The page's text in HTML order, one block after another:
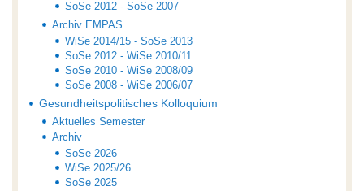
SoSe 2012 - SoSe 2007
Archiv EMPAS
WiSe 2014/15 - SoSe 2013
SoSe 2012 - WiSe 2010/11
SoSe 2010 - WiSe 2008/09
SoSe 2008 - WiSe 2006/07
Gesundheitspolitisches Kolloquium
Aktuelles Semester
Archiv
SoSe 2026
WiSe 2025/26
SoSe 2025